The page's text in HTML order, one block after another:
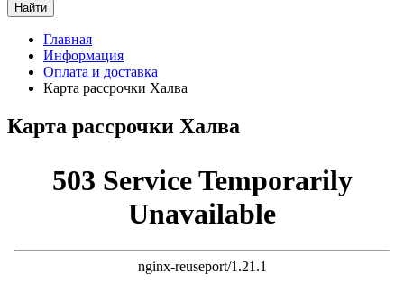
Найти
Главная
Информация
Оплата и доставка
Карта рассрочки Халва
Карта рассрочки Халва